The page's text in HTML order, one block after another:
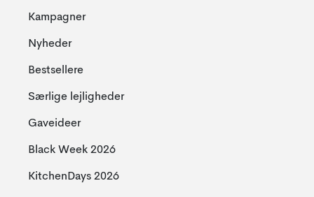
Kampagner
Nyheder
Bestsellere
Særlige lejligheder
Gaveideer
Black Week 2026
KitchenDays 2026